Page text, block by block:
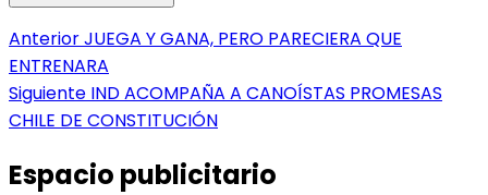
Navegación
de
entradas
AnteriorEntrada
anterior:
JUEGA Y GANA, PERO PARECIERA QUE
ENTRENARA
Siguiente Entrada
siguiente:
IND ACOMPAÑA A CANOÍSTAS PROMESAS
CHILE DE CONSTITUCIÓN
Espacio publicitario